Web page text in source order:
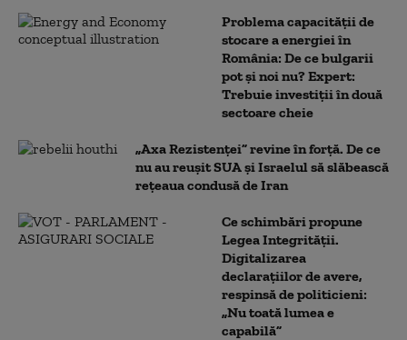
Problema capacității de
stocare a energiei în
România: De ce bulgarii
pot și noi nu? Expert:
Trebuie investiții în două
sectoare cheie
„Axa Rezistenței” revine în forță. De ce
nu au reușit SUA și Israelul să slăbească
rețeaua condusă de Iran
Ce schimbări propune
Legea Integrității.
Digitalizarea
declarațiilor de avere,
respinsă de politicieni:
„Nu toată lumea e
capabilă”